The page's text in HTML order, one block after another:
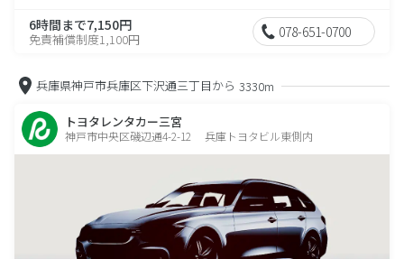
6時間まで7,150円
免責補償制度1,100円 078-651-0700
兵庫県神戸市兵庫区下沢通三丁目から 3330m
トヨタレンタカー三宮
神戸市中央区磯辺通4-2-12 兵庫トヨタビル東側内